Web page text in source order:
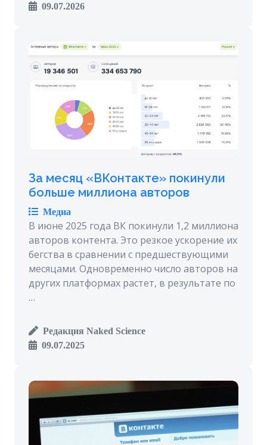
09.07.2026
За месяц «ВКонтакте» покинули
больше миллиона авторов
Медиа
В июне 2025 года ВК покинули 1,2 миллиона
авторов контента. Это резкое ускорение их
бегства в сравнении с предшествующими
месяцами. Одновременно число авторов на
других платформах растет, в результате по
…
Редакция Naked Science
09.07.2025